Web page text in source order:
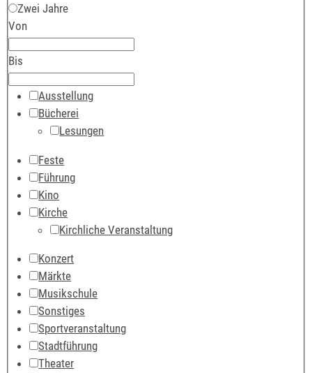
Zwei Jahre
Von
Bis
Ausstellung
Bücherei
Lesungen
Feste
Führung
Kino
Kirche
Kirchliche Veranstaltung
Konzert
Märkte
Musikschule
Sonstiges
Sportveranstaltung
Stadtführung
Theater